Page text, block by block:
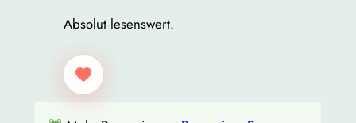
Absolut lesenswert.